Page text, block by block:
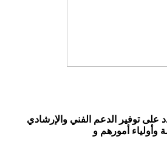
توفير الدعم الفني والإرشادي
وأولياء أمورهم و